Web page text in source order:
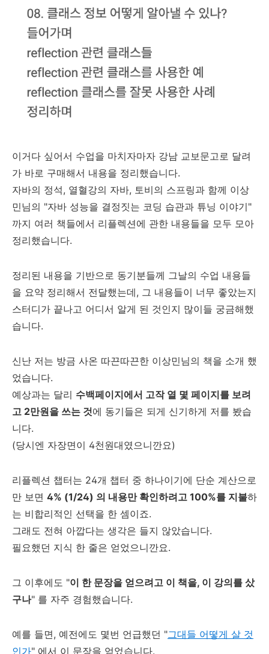
이거다 싶어서 수업을 마치자마자 강남 교보문고로 달려
가 바로 구매해서 내용을 정리했습니다.
자바의 정석, 열혈강의 자바, 토비의 스프링과 함께 이상
민님의 "자바 성능을 결정짓는 코딩 습관과 튜닝 이야기"
까지 여러 책들에서 리플렉션에 관한 내용들을 모두 모아
정리했습니다.
정리된 내용을 기반으로 동기분들께 그날의 수업 내용들
을 요약 정리해서 전달했는데, 그 내용들이 너무 좋았는지
스터디가 끝나고 어디서 알게 된 것인지 많이들 궁금해했
습니다.
신난 저는 방금 사온 따끈따끈한 이상민님의 책을 소개 했
었습니다.
예상과는 달리 수백페이지에서 고작 열 몇 페이지를 보려
고 2만원을 쓰는 것에 동기들은 되게 신기하게 저를 봤습
니다.
(당시엔 자장면이 4천원대였으니깐요)
리플렉션 챕터는 24개 챕터 중 하나이기에 단순 계산으로
만 보면 4% (1/24) 의 내용만 확인하려고 100%를 지불하
는 비합리적인 선택을 한 셈이죠.
그래도 전혀 아깝다는 생각은 들지 않았습니다.
필요했던 지식 한 줄은 얻었으니깐요.
그 이후에도 "이 한 문장을 얻으려고 이 책을, 이 강의를 샀
구나" 를 자주 경험했습니다.
예를 들면, 예전에도 몇번 언급했던 "그대들 어떻게 살 것
인가" 에서 이 문장을 얻었습니다.